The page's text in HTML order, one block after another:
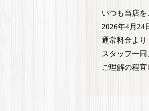
いつも当店を
2026年4月24
通常料金より
スタッフ一
ご理解の程宜